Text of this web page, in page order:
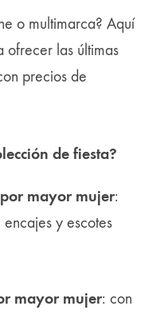
o multimarca? Aquí
ofrecer las últimas
precios de
de fiesta?
mayor mujer:
y escotes
mayor mujer: con